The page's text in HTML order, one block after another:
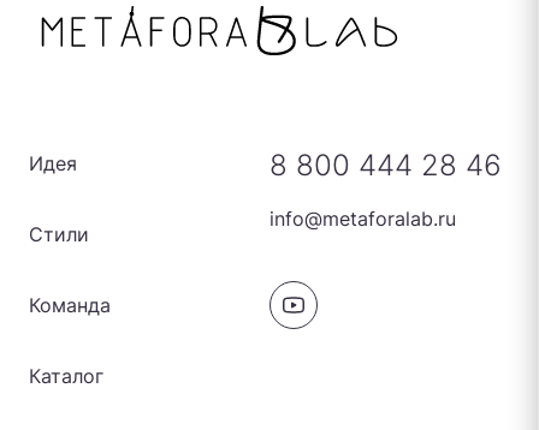
Идея
Стили
Команда
Каталог
8 800 444 28 46
info@metaforalab.ru